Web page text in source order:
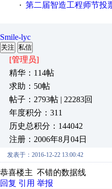
· 第二届智造工程师节投票启动&
Smile-lyc
关注 私信
[管理员]
精华：114帖
求助：50帖
帖子：2793帖 | 22283回
年度积分：311
历史总积分：144042
注册：2006年8月04日
发表于：2016-12-22 13:00:42
恭喜楼主 不错的数据线
回复 引用 举报